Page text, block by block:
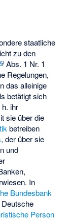
staatliche
zu den
Abs. 1 Nr. 1
Regelungen,
dasalleinige
betätigt sich
h. ihr
sie über die
betreiben
, der über sie
und
In
Bundesbank
Person